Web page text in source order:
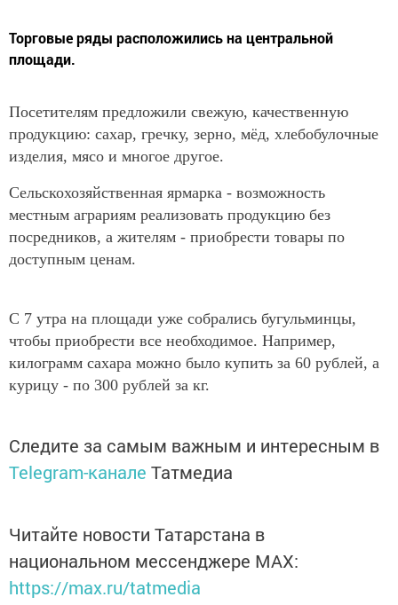
Торговые ряды расположились на центральной
площади.
Посетителям предложили свежую, качественную
продукцию: сахар, гречку, зерно, мёд, хлебобулочные
изделия, мясо и многое другое.
Сельскохозяйственная ярмарка - возможность
местным аграриям реализовать продукцию без
посредников, а жителям - приобрести товары по
доступным ценам.
С 7 утра на площади уже собрались бугульминцы,
чтобы приобрести все необходимое. Например,
килограмм сахара можно было купить за 60 рублей, а
курицу - по 300 рублей за кг.
Следите за самым важным и интересным в
Telegram-канале Татмедиа
Читайте новости Татарстана в
национальном мессенджере MАХ:
https://max.ru/tatmedia